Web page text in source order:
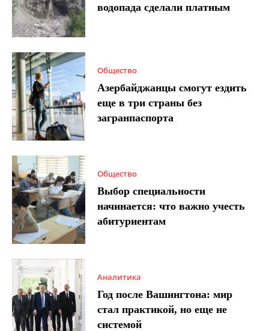
водопада сделали платным
Общество
Азербайджанцы смогут ездить
еще в три страны без
загранпаспорта
Общество
Выбор специальности
начинается: что важно учесть
абитуриентам
Аналитика
Год после Вашингтона: мир
стал практикой, но еще не
системой